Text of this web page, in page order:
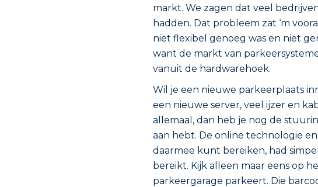
markt. We zagen dat veel
hadden. Dat probleem zat ‘m
niet flexibel genoeg was en niet
want de markt van
vanuit de hardwarehoek.
Wil je een nieuwe parkeerplaats
een nieuwe server, veel ijzer en
allemaal, dan heb je nog de
aan hebt. De online technologie
daarmee kunt bereiken, had
bereikt. Kijk alleen maar eens op
parkeergarage parkeert. Die